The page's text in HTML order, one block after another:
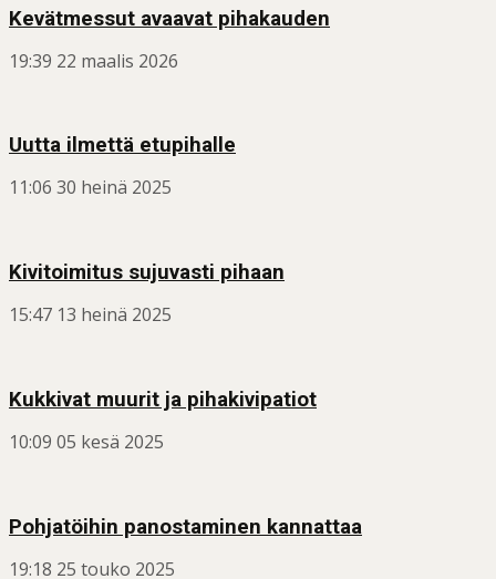
Kevätmessut avaavat pihakauden
19:39 22 maalis 2026
Uutta ilmettä etupihalle
11:06 30 heinä 2025
Kivitoimitus sujuvasti pihaan
15:47 13 heinä 2025
Kukkivat muurit ja pihakivipatiot
10:09 05 kesä 2025
Pohjatöihin panostaminen kannattaa
19:18 25 touko 2025